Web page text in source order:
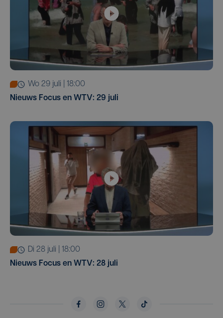
wo 29 juli | 18:00
Nieuws Focus en WTV: 29 juli
di 28 juli | 18:00
Nieuws Focus en WTV: 28 juli